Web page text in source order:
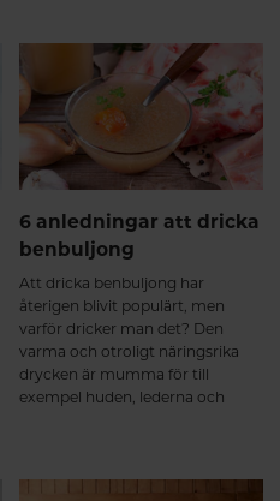
astaxanthin är även ledande
inom forskningen. Här får du veta
mer om antioxidanten
astaxanthin.
6 anledningar att dricka
benbuljong
Att dricka benbuljong har
återigen blivit populärt, men
varför dricker man det? Den
varma och otroligt näringsrika
drycken är mumma för till
exempel huden, lederna och